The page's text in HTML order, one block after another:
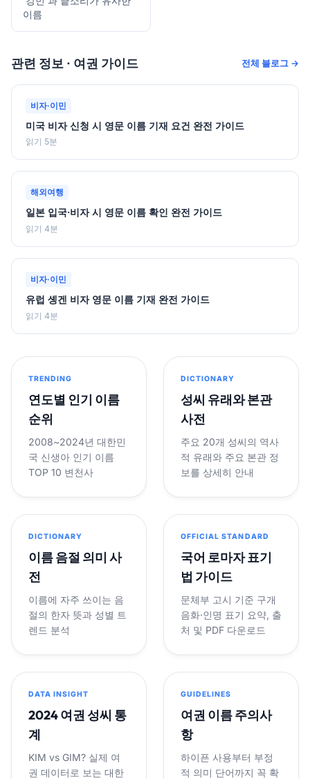
이름
관련 정보 · 여권 가이드 전체 블로그 →
비자·이민
미국 비자 신청 시 영문 이름 기재 요건 완전 가이드
읽기 5분
해외여행
일본 입국·비자 시 영문 이름 확인 완전 가이드
읽기 4분
비자·이민
유럽 솅겐 비자 영문 이름 기재 완전 가이드
읽기 4분
TRENDING
연도별 인기 이름
순위
2008~2024년 대한민
국 신생아 인기 이름
TOP 10 변천사
DICTIONARY
성씨 유래와 본관
사전
주요 20개 성씨의 역사
적 유래와 주요 본관 정
보를 상세히 안내
DICTIONARY
이름 음절 의미 사
전
이름에 자주 쓰이는 음
절의 한자 뜻과 성별 트
렌드 분석
OFFICIAL STANDARD
국어 로마자 표기
법 가이드
문체부 고시 기준 구개
음화·인명 표기 요약, 출
처 및 PDF 다운로드
DATA INSIGHT
2024 여권 성씨 통
계
KIM vs GIM? 실제 여
권 데이터로 보는 대한
GUIDELINES
여권 이름 주의사
항
하이픈 사용부터 부정
적 의미 단어까지 꼭 확